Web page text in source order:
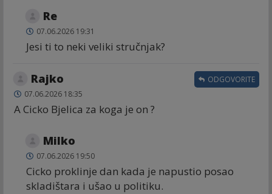
Re
07.06.2026 19:31
Jesi ti to neki veliki stručnjak?
Rajko
07.06.2026 18:35
A Cicko Bjelica za koga je on ?
ODGOVORITE
Milko
07.06.2026 19:50
Cicko proklinje dan kada je napustio posao
skladištara i ušao u politiku.